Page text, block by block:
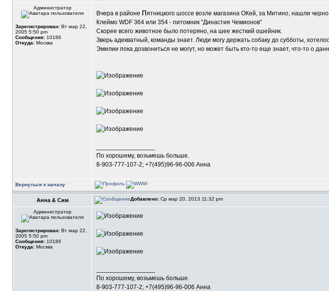
Администратор
Зарегистрирован: Вт мар 22,
2005 5:50 pm
Сообщения: 10186
Откуда: Москва
Вчера в районе пятницкого шоссе возле магазина ОКей, за Митино, нашли
Клеймо WDF 364 или 354 - питомник "Династия Чемионов"
Скорее всего животное было потеряно, на шее жесткий ошейник.
Зверь адекватный, команды знает. Люди могу держать собаку до субботы,
Эмилии пока дозвониться не могут, но может быть кто-то еще знает, что-то о
По хорошему, возьмешь больше.
8-903-777-107-2; +7(495)96-96-006 Анна
Вернуться к началу
Анна & Сим Добавлено: Ср мар 20, 2013 11:32 pm
Администратор
Зарегистрирован: Вт мар 22,
2005 5:50 pm
Сообщения: 10186
Откуда: Москва
По хорошему, возьмешь больше.
8-903-777-107-2; +7(495)96-96-006 Анна